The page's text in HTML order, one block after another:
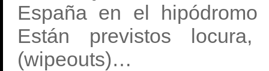
España en el
Están previstos locura,
(wipeouts)…